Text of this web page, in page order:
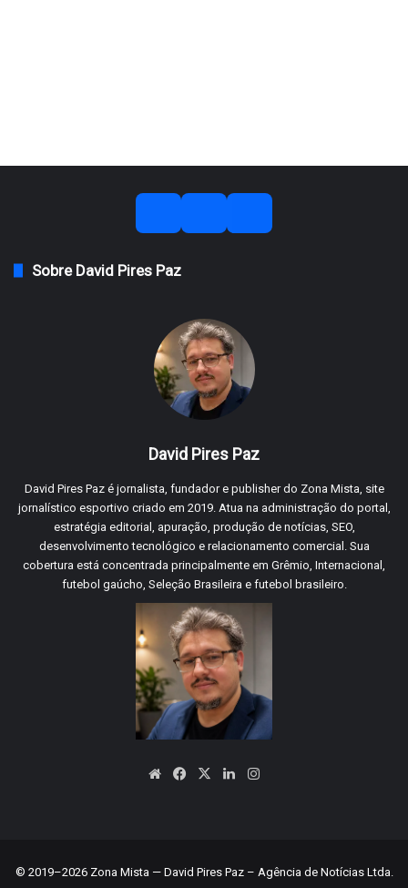
Sobre David Pires Paz
David Pires Paz
David Pires Paz é jornalista, fundador e publisher do Zona Mista, site
jornalístico esportivo criado em 2019. Atua na administração do portal,
estratégia editorial, apuração, produção de notícias, SEO,
desenvolvimento tecnológico e relacionamento comercial. Sua
cobertura está concentrada principalmente em Grêmio, Internacional,
futebol gaúcho, Seleção Brasileira e futebol brasileiro.
WebsiteFacebook
X LinkedinInstagram
© 2019–2026 Zona Mista — David Pires Paz – Agência de Notícias Ltda.